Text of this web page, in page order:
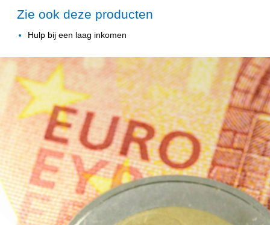
Zie ook deze producten
Hulp bij een laag inkomen